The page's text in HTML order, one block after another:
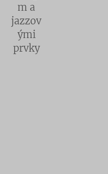
m a
jazzov
ými
prvky